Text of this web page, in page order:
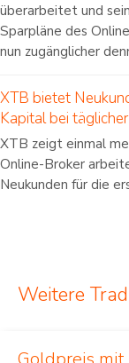
überarbeitet und
Sparpläne des
nun zugänglicher
XTB bietet
Kapital bei
XTB zeigt einmal
Online-Broker
Neukunden für die
Weitere